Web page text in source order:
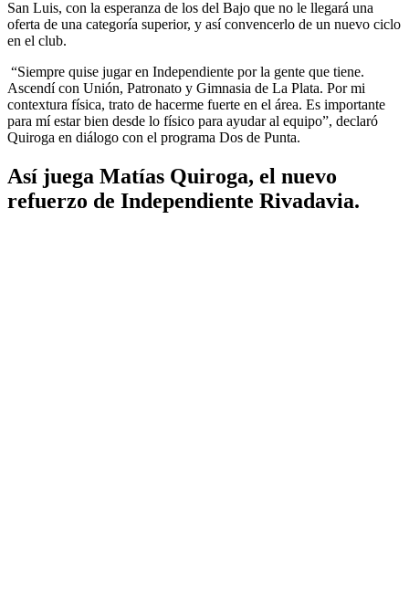
San Luis, con la esperanza de los del Bajo que no le llegará una
oferta de una categoría superior, y así convencerlo de un nuevo ciclo
en el club.
“Siempre quise jugar en Independiente por la gente que tiene.
Ascendí con Unión, Patronato y Gimnasia de La Plata. Por mi
contextura física, trato de hacerme fuerte en el área. Es importante
para mí estar bien desde lo físico para ayudar al equipo”, declaró
Quiroga en diálogo con el programa Dos de Punta.
Así juega Matías Quiroga, el nuevo
refuerzo de Independiente Rivadavia.